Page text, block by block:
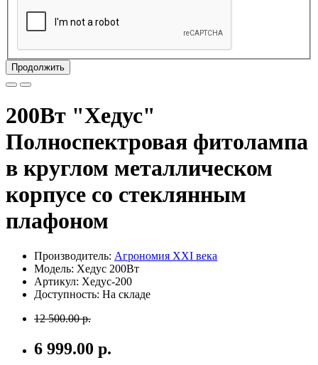
Продолжить
200Вт "Хедус"
Полноспектровая фитолампа
в круглом металлическом
корпусе со стеклянным
плафоном
Производитель: Агрономия XXI века
Модель: Хедус 200Вт
Артикул: Хедус-200
Доступность: На складе
12 500.00 р.
6 999.00 р.